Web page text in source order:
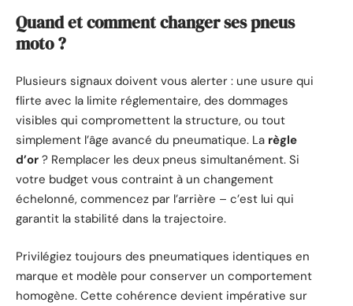
Quand et comment changer ses pneus
moto ?
Plusieurs signaux doivent vous alerter : une usure qui
flirte avec la limite réglementaire, des dommages
visibles qui compromettent la structure, ou tout
simplement l’âge avancé du pneumatique. La règle
d’or ? Remplacer les deux pneus simultanément. Si
votre budget vous contraint à un changement
échelonné, commencez par l’arrière – c’est lui qui
garantit la stabilité dans la trajectoire.
Privilégiez toujours des pneumatiques identiques en
marque et modèle pour conserver un comportement
homogène. Cette cohérence devient impérative sur